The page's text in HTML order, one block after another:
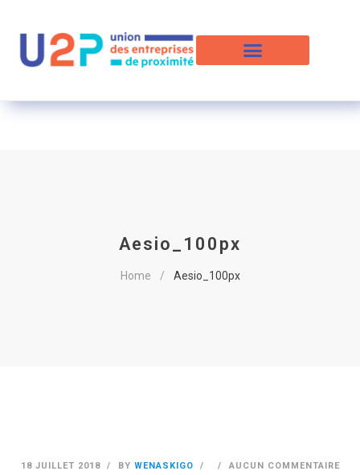
Aesio_100px
Home Aesio_100px
18 JUILLET 2018 BY WENASKIGO AUCUN COMMENTAIRE